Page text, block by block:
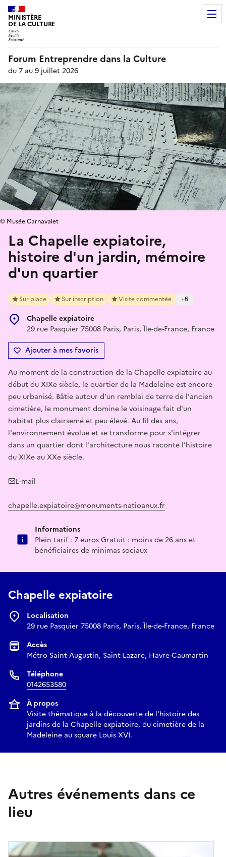
MINISTÈRE
DE LA CULTURE
Forum Entreprendre dans la Culture
du 7 au 9 juillet 2026
La Chapelle expiatoire,
histoire d'un jardin, mémoire
d'un quartier
Sur place Sur inscription Visite commentée +6
Chapelle expiatoire
29 rue Pasquier 75008 Paris, Paris, Île-de-France, France
Ajouter à mes favoris
© Musée Carnavalet
Au moment de la construction de la Chapelle expiatoire au
début du XIXe siècle, le quartier de la Madeleine est encore
peu urbanisé. Bâtie autour d'un remblai de terre de l'ancien
cimetière, le monument domine le voisinage fait d'un
habitat plus clairsemé et peu élevé. Au fil des ans,
l'environnement évolue et se transforme pour s'intégrer
dans un quartier dont l'architecture nous raconte l’histoire
du XIXe au XXe siècle.
E-mail
chapelle.expiatoire@monuments-natioanux.fr
Informations
Plein tarif : 7 euros Gratuit : moins de 26 ans et
bénéficiaires de minimas sociaux
Chapelle expiatoire
Localisation
29 rue Pasquier 75008 Paris, Paris, Île-de-France, France
Accès
Métro Saint-Augustin, Saint-Lazare, Havre-Caumartin
Téléphone
0142653580
À propos
Visite thématique à la découverte de l'histoire des
jardins de la Chapelle expiatoire, du cimetière de la
Madeleine au square Louis XVI.
Autres événements dans ce
lieu